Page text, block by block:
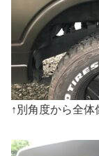
↑別角度から全体